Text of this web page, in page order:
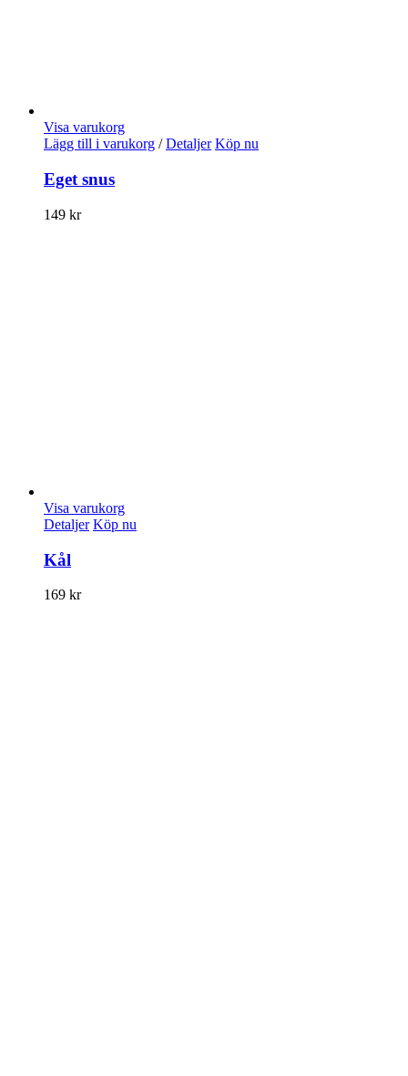
Visa varukorg
Lägg till i varukorg / Detaljer Köp nu
Eget snus
149 kr
Visa varukorg
Detaljer Köp nu
Kål
169 kr